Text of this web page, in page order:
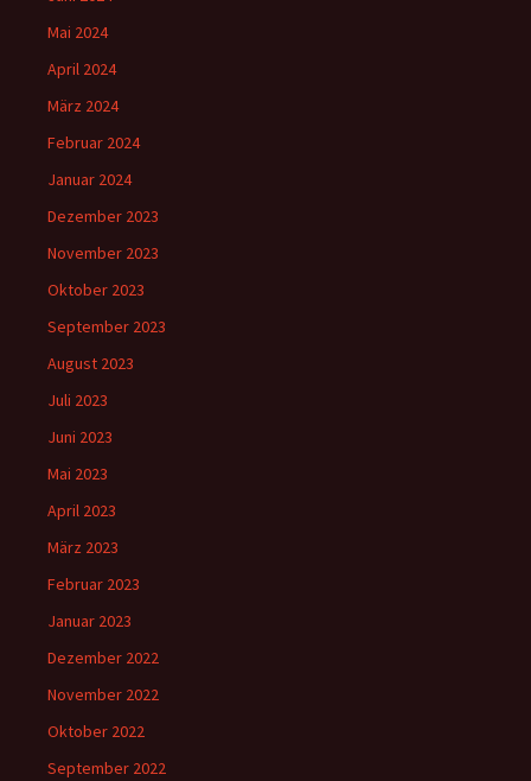
Mai 2024
April 2024
März 2024
Februar 2024
Januar 2024
Dezember 2023
November 2023
Oktober 2023
September 2023
August 2023
Juli 2023
Juni 2023
Mai 2023
April 2023
März 2023
Februar 2023
Januar 2023
Dezember 2022
November 2022
Oktober 2022
September 2022